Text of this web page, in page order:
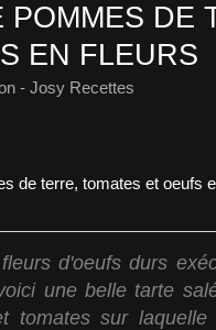
DE
EN FLEURS
- Josy Recettes
d'oeufs durs
une belle tarte
tomates sur laquelle